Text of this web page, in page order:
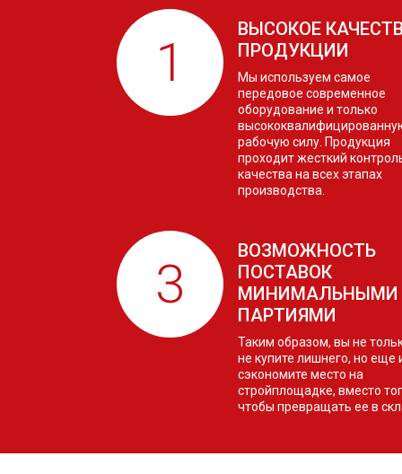
ВЫСОКОЕ
ПРОДУКЦИИ
Мы используем самое
передовое современное
оборудование и только
рабочую силу. Продукция
проходит жесткий
качества на всех этапах
производства.
ВОЗМОЖНОСТЬ
ПОСТАВОК
МИНИМАЛЬНЫМИ
ПАРТИЯМИ
Таким образом, вы не
не купите лишнего, но еще
сэкономите место на
стройплощадке, вместо
чтобы превращать ее в